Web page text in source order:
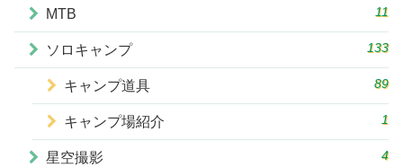
MTB 11
ソロキャンプ 133
キャンプ道具 89
キャンプ場紹介 1
星空撮影 4